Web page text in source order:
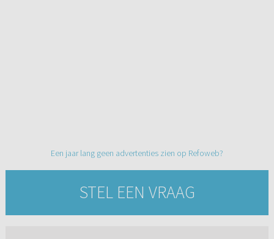
Een jaar lang geen advertenties zien op Refoweb?
STEL EEN VRAAG